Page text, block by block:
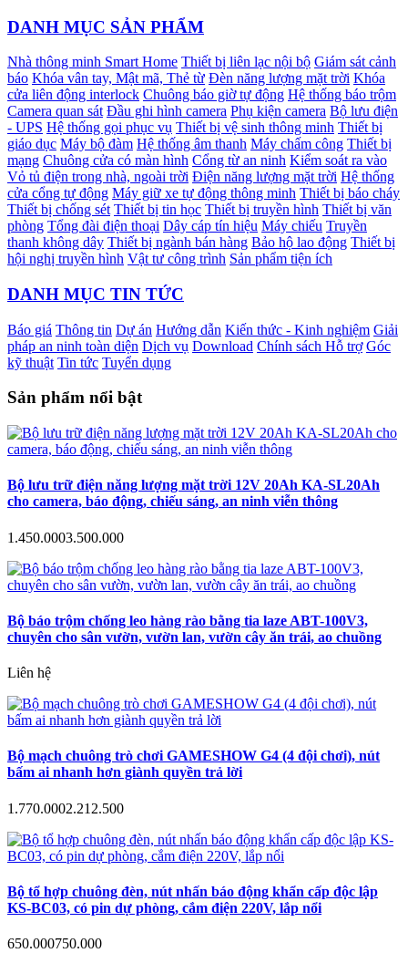
DANH MỤC SẢN PHẨM
Nhà thông minh Smart Home Thiết bị liên lạc nội bộ Giám sát cảnh
báo Khóa vân tay, Mật mã, Thẻ từ Đèn năng lượng mặt trời Khóa
cửa liên động interlock Chuông báo giờ tự động Hệ thống báo trộm
Camera quan sát Đầu ghi hình camera Phụ kiện camera Bộ lưu điện
- UPS Hệ thống gọi phục vụ Thiết bị vệ sinh thông minh Thiết bị
giáo dục Máy bộ đàm Hệ thống âm thanh Máy chấm công Thiết bị
mạng Chuông cửa có màn hình Cổng từ an ninh Kiểm soát ra vào
Vỏ tủ điện trong nhà, ngoài trời Điện năng lượng mặt trời Hệ thống
cửa cổng tự động Máy giữ xe tự động thông minh Thiết bị báo cháy
Thiết bị chống sét Thiết bị tin học Thiết bị truyền hình Thiết bị văn
phòng Tổng đài điện thoại Dây cáp tín hiệu Máy chiếu Truyền
thanh không dây Thiết bị ngành bán hàng Bảo hộ lao động Thiết bị
hội nghị truyền hình Vật tư công trình Sản phẩm tiện ích
DANH MỤC TIN TỨC
Báo giá Thông tin Dự án Hướng dẫn Kiến thức - Kinh nghiệm Giải
pháp an ninh toàn diện Dịch vụ Download Chính sách Hỗ trợ Góc
kỹ thuật Tin tức Tuyển dụng
Sản phẩm nổi bật
Bộ lưu trữ điện năng lượng mặt trời 12V 20Ah KA-SL20Ah
cho camera, báo động, chiếu sáng, an ninh viễn thông
1.450.0003.500.000
Bộ báo trộm chống leo hàng rào bằng tia laze ABT-100V3,
chuyên cho sân vườn, vườn lan, vườn cây ăn trái, ao chuồng
Liên hệ
Bộ mạch chuông trò chơi GAMESHOW G4 (4 đội chơi), nút
bấm ai nhanh hơn giành quyền trả lời
1.770.0002.212.500
Bộ tổ hợp chuông đèn, nút nhấn báo động khẩn cấp độc lập
KS-BC03, có pin dự phòng, cắm điện 220V, lắp nổi
650.000750.000